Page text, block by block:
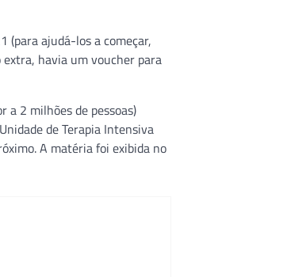
(para ajudá-los a começar,
havia um voucher para
a 2 milhões de pessoas)
de Terapia Intensiva
A matéria foi exibida no